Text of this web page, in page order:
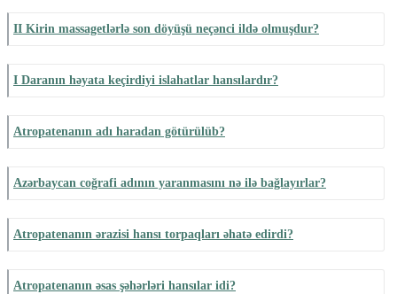
II Kirin massagetlərlə son döyüşü neçənci ildə olmuşdur?
I Daranın həyata keçirdiyi islahatlar hansılardır?
Atropatenanın adı haradan götürülüb?
Azərbaycan coğrafi adının yaranmasını nə ilə bağlayırlar?
Atropatenanın ərazisi hansı torpaqları əhatə edirdi?
Atropatenanın əsas şəhərləri hansılar idi?